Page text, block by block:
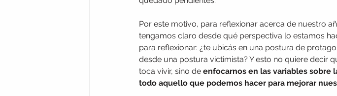
Por este motivo, para reflexionar acerca de nuestro
tengamos claro desde qué perspectiva lo estamos
para reflexionar: ¿te ubicás en una postura de
desde una postura victimista? Y esto no quiere decir
toca vivir, sino de enfocarnos en las variables sobre
todo aquello que podemos hacer para mejorar